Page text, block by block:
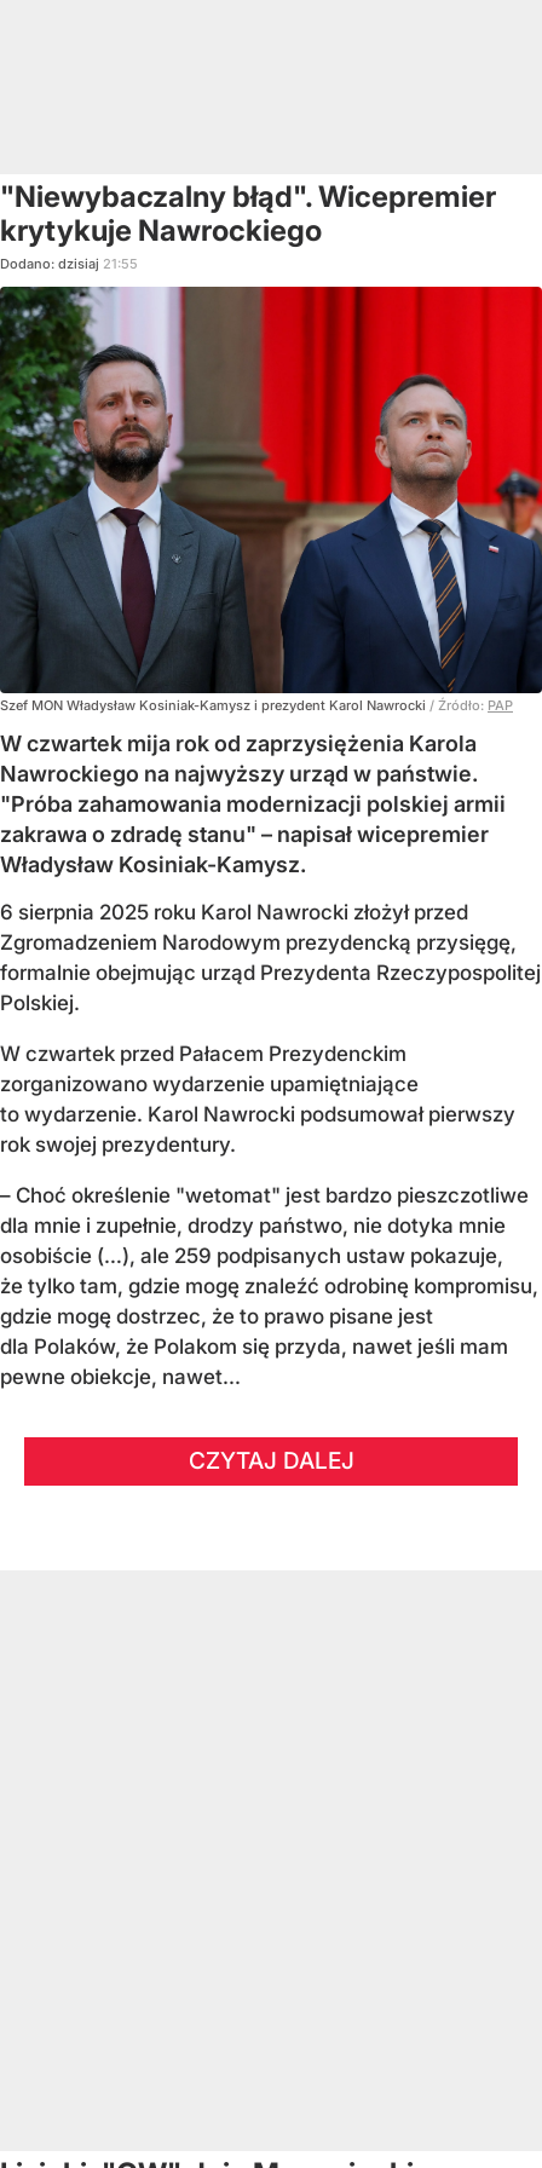
"Niewybaczalny błąd". Wicepremier
krytykuje Nawrockiego
Dodano: dzisiaj 21:55
Szef MON Władysław Kosiniak-Kamysz i prezydent Karol Nawrocki / Źródło: PAP
W czwartek mija rok od zaprzysiężenia Karola
Nawrockiego na najwyższy urząd w państwie.
"Próba zahamowania modernizacji polskiej armii
zakrawa o zdradę stanu" – napisał wicepremier
Władysław Kosiniak-Kamysz.
6 sierpnia 2025 roku Karol Nawrocki złożył przed
Zgromadzeniem Narodowym prezydencką przysięgę,
formalnie obejmując urząd Prezydenta Rzeczypospolitej
Polskiej.
W czwartek przed Pałacem Prezydenckim
zorganizowano wydarzenie upamiętniające
to wydarzenie. Karol Nawrocki podsumował pierwszy
rok swojej prezydentury.
– Choć określenie "wetomat" jest bardzo pieszczotliwe
dla mnie i zupełnie, drodzy państwo, nie dotyka mnie
osobiście (…), ale 259 podpisanych ustaw pokazuje,
że tylko tam, gdzie mogę znaleźć odrobinę kompromisu,
gdzie mogę dostrzec, że to prawo pisane jest
dla Polaków, że Polakom się przyda, nawet jeśli mam
pewne obiekcje, nawet...
CZYTAJ DALEJ